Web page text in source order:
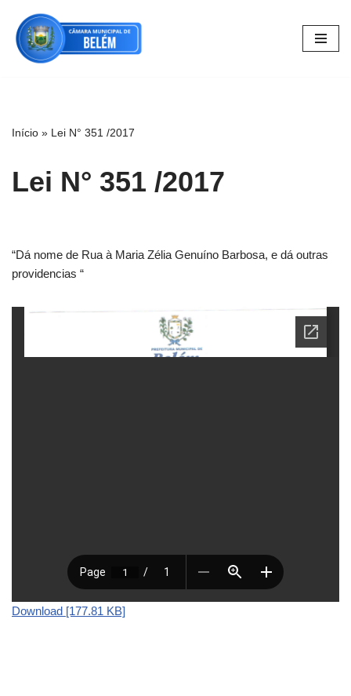
Pular
para
Início » Lei N° 351 /2017
Lei N° 351 /2017
“Dá nome de Rua à Maria Zélia Genuíno Barbosa, e dá outras
providencias “
Download [177.81 KB]